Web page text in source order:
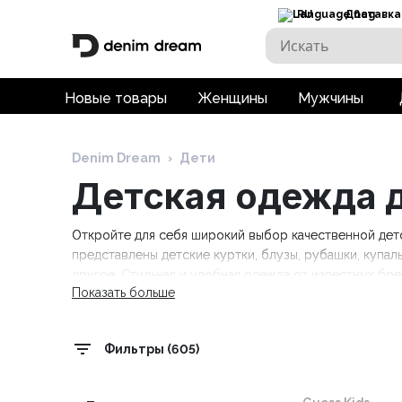
RU Доставка
Новые товары Женщины Мужчины
Denim Dream › Дети
Детская одежда
Откройте для себя широкий выбор качественной
представлены детские куртки, блузы, рубашки,
Tommy Hilfiger Kids, Trespass. Бесплатная доставка
Показать больше
Фильтры (605)